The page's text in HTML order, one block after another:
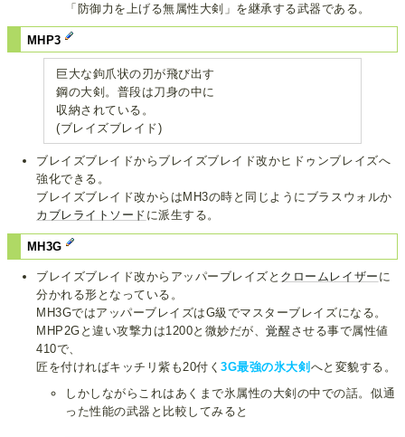
「防御力を上げる無属性大剣」を継承する武器である。
MHP3
巨大な鉤爪状の刃が飛び出す
鋼の大剣。普段は刀身の中に
収納されている。
(ブレイズブレイド)
ブレイズブレイドからブレイズブレイド改かヒドゥンブレイズへ
強化できる。
ブレイズブレイド改からはMH3の時と同じようにブラスウォルか
カブレライトソード に派生する。
MH3G
ブレイズブレイド改からアッパーブレイズと クロームレイザー に
分かれる形となっている。
MH3GではアッパーブレイズはG級でマスターブレイズになる。
MHP2Gと違い攻撃力は1200と微妙だが、覚醒 させる事で属性値
410で、
匠を付ければキッチリ紫も20付く3G最強の氷大剣 へと変貌する。
しかしながらこれはあくまで氷属性の大剣の中での話。似通
った性能の武器と比較してみると